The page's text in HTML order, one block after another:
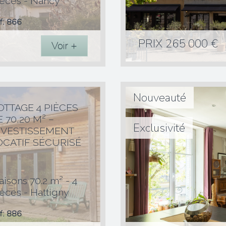
Voir +
866
Référence
Type de Bien
Surface
Nombres de
Nombre de
PRIX 265 000€
m²
3
4 PIÈCES
70,20 M² –
SÉCURISÉ
70.2 m² - 4
- Hattigny
886
Référence
Exclusivité
Nouveauté